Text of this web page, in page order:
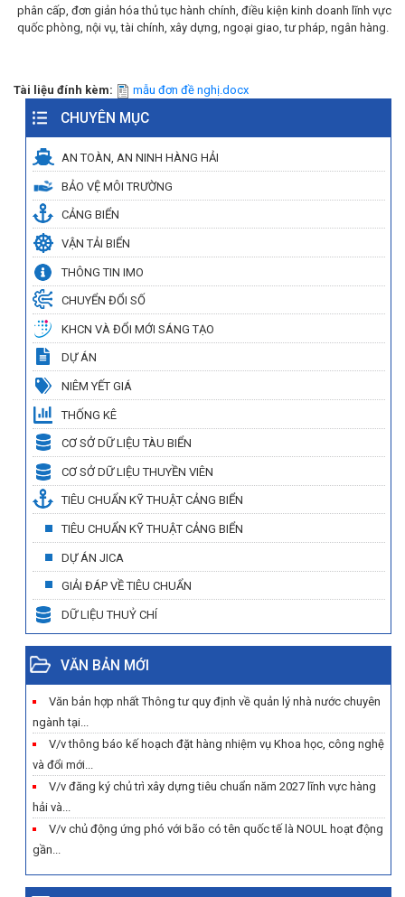
phân cấp, đơn giản hóa thủ tục hành chính, điều kiện kinh doanh lĩnh vực
quốc phòng, nội vụ, tài chính, xây dựng, ngoại giao, tư pháp, ngân hàng.
Tài liệu đính kèm: mẫu đơn đề nghị.docx
CHUYÊN MỤC
AN TOÀN, AN NINH HÀNG HẢI
BẢO VỆ MÔI TRƯỜNG
CẢNG BIỂN
VẬN TẢI BIỂN
THÔNG TIN IMO
CHUYỂN ĐỔI SỐ
KHCN VÀ ĐỔI MỚI SÁNG TẠO
DỰ ÁN
NIÊM YẾT GIÁ
THỐNG KÊ
CƠ SỞ DỮ LIỆU TÀU BIỂN
CƠ SỞ DỮ LIỆU THUYỀN VIÊN
TIÊU CHUẨN KỸ THUẬT CẢNG BIỂN
TIÊU CHUẨN KỸ THUẬT CẢNG BIỂN
DỰ ÁN JICA
GIẢI ĐÁP VỀ TIÊU CHUẨN
DỮ LIỆU THUỶ CHÍ
VĂN BẢN MỚI
Văn bản hợp nhất Thông tư quy định về quản lý nhà nước chuyên
ngành tại...
V/v thông báo kế hoạch đặt hàng nhiệm vụ Khoa học, công nghệ
và đổi mới...
V/v đăng ký chủ trì xây dựng tiêu chuẩn năm 2027 lĩnh vực hàng
hải và...
V/v chủ động ứng phó với bão có tên quốc tế là NOUL hoạt động
gần...